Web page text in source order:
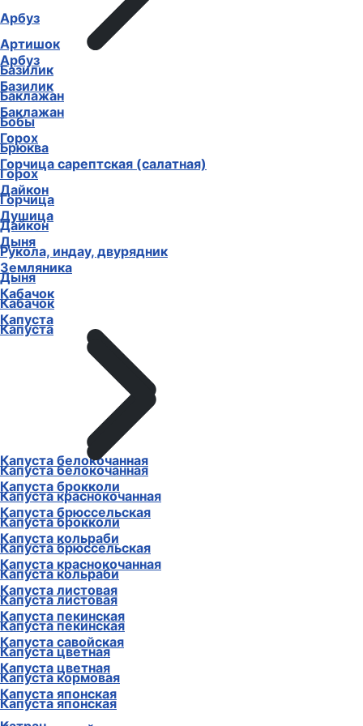
Арбуз
Базилик
Баклажан
Горох
Горчица сарептская (салатная)
Дайкон
Душица
Дыня
Земляника
Кабачок
Капуста
Капуста белокочанная
Капуста брокколи
Капуста брюссельская
Капуста кольраби
Капуста краснокочанная
Капуста листовая
Капуста пекинская
Капуста савойская
Капуста цветная
Капуста японская
Арбуз
Артишок
Базилик
Баклажан
Бобы
Брюква
Горох
Горчица
Дайкон
Рукола, индау, двурядник
Дыня
Кабачок
Капуста
Капуста белокочанная
Капуста краснокочанная
Капуста брокколи
Капуста брюссельская
Капуста кольраби
Капуста листовая
Капуста пекинская
Капуста цветная
Капуста кормовая
Капуста японская